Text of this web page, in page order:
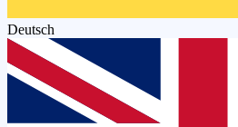
Deutsch